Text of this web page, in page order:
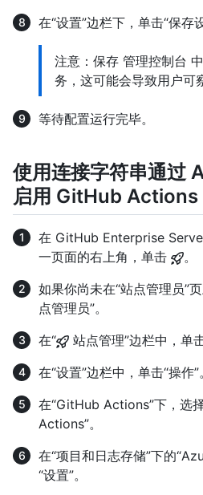
在“设置”边栏下，单击“保存设
注意：保存 管理控制台
务，这可能会导致用户可
等待配置运行完毕。
使用连接字符串通过
启用 GitHub Actions
在 GitHub Enterprise
一页面的右上角，单击
。
如果你尚未在“站点管理员”
点管理员”。
在“
站点管理”边栏中，单
在“设置”边栏中，单击“操作”。
在“GitHub Actions”下，选
Actions”。
在“项目和日志存储”下的
“设置”。